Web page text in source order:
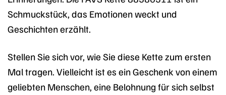
Schmuckstück, das Emotionen weckt und
Geschichten erzählt.
Stellen Sie sich vor, wie Sie diese Kette zum ersten
Mal tragen. Vielleicht ist es ein Geschenk von einem
geliebten Menschen, eine Belohnung für sich selbst